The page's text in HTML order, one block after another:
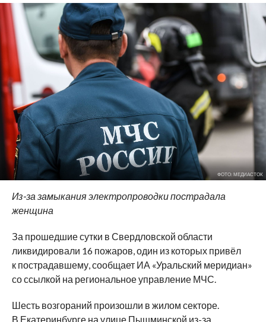
ФОТО: МЕДИАСТОК
Из-за замыкания электропроводки пострадала
женщина
За прошедшие сутки в Свердловской области
ликвидировали 16 пожаров, один из которых привёл
к пострадавшему, сообщает ИА «Уральский меридиан»
со ссылкой на региональное управление МЧС.
Шесть возгораний произошли в жилом секторе.
В Екатеринбурге на улице Пышминской из-за